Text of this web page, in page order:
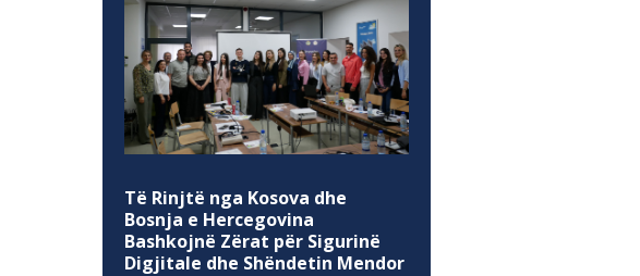
Të Rinjtë nga Kosova dhe
Bosnja e Hercegovina
Bashkojnë Zërat për Sigurinë
Digjitale dhe Shëndetin Mendor